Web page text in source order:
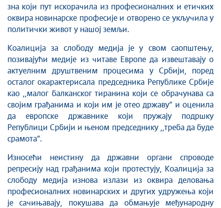
зна који пут искорачила из професионалних и етичких
оквира новинарске професије и отворено се укључила у
политички живот у нашој земљи.
Коалиција за слободу медија је у свом саопштењу,
позивајући медије из читаве Европе да извештавају о
актуелним друштвеним процесима у Србији, поред
осталог окарактерисала председника Републике Србије
као ,,малог балканског тиранина који се обрачунава са
својим грађанима и који им је отео државу“ и оценила
да европске државнике који пружају подршку
Републици Србији и њеном председнику ,,треба да буде
срамота“.
Износећи неистину да државни органи спроводе
репресију над грађанима који протестују, Коалиција за
слободу медија изнова излази из оквира деловања
професионалних новинарских и других удружења који
је сачињавају, покушава да обмањује међународну